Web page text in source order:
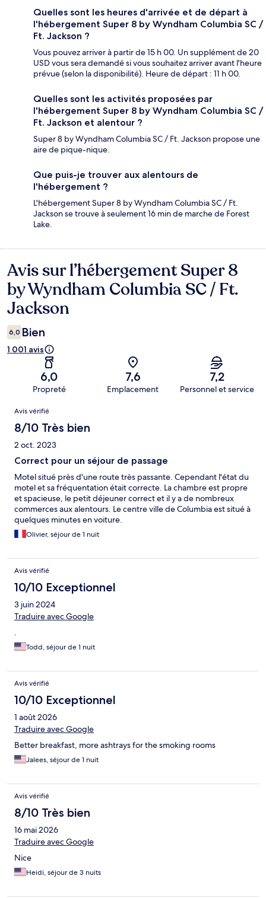
Quelles sont les heures d'arrivée et de départ à
l'hébergement Super 8 by Wyndham Columbia SC /
Ft. Jackson ?
Vous pouvez arriver à partir de 15 h 00. Un supplément de 20
USD vous sera demandé si vous souhaitez arriver avant l'heure
prévue (selon la disponibilité). Heure de départ : 11 h 00.
Quelles sont les activités proposées par
l'hébergement Super 8 by Wyndham Columbia SC /
Ft. Jackson et alentour ?
Super 8 by Wyndham Columbia SC / Ft. Jackson propose une
aire de pique-nique.
Que puis-je trouver aux alentours de
l'hébergement ?
L'hébergement Super 8 by Wyndham Columbia SC / Ft.
Jackson se trouve à seulement 16 min de marche de Forest
Lake.
Avis
Avis sur l’hébergement Super 8
by Wyndham Columbia SC / Ft.
Jackson
6,0 Bien
1 001 avis
6,0
Propreté
7,6
Emplacement
7,2
Personnel et service
Avis
Avis vérifié
8/10 Très bien
2 oct. 2023
Correct pour un séjour de passage
Motel situé près d'une route très passante. Cependant l'état du
motel et sa fréquentation était correcte. La chambre est propre
et spacieuse, le petit déjeuner correct et il y a de nombreux
commerces aux alentours. Le centre ville de Columbia est situé à
quelques minutes en voiture.
Olivier, séjour de 1 nuit
Avis vérifié
10/10 Exceptionnel
3 juin 2024
Traduire avec Google
.
Todd, séjour de 1 nuit
Avis vérifié
10/10 Exceptionnel
1 août 2026
Traduire avec Google
Better breakfast, more ashtrays for the smoking rooms
Jalees, séjour de 1 nuit
Avis vérifié
8/10 Très bien
16 mai 2026
Traduire avec Google
Nice
Heidi, séjour de 3 nuits